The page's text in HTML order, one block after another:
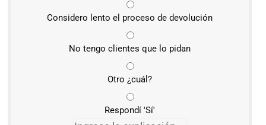
Considero lento el proceso de devolución
No tengo clientes que lo pidan
Otro ¿cuál?
Respondí 'Sí'